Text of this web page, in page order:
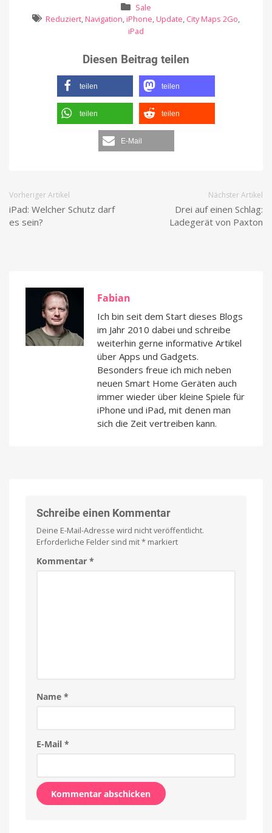
Sale
Reduziert, Navigation, iPhone, Update, City Maps 2Go,
iPad
Diesen Beitrag teilen
teilen teilen
teilen teilen
E-Mail
Vorheriger Artikel
iPad: Welcher Schutz darf
es sein?
Nächster Artikel
Drei auf einen Schlag:
Ladegerät von Paxton
Fabian
Ich bin seit dem Start dieses Blogs
im Jahr 2010 dabei und schreibe
weiterhin gerne informative Artikel
über Apps und Gadgets.
Besonders freue ich mich neben
neuen Smart Home Geräten auch
immer wieder über kleine Spiele für
iPhone und iPad, mit denen man
sich die Zeit vertreiben kann.
Schreibe einen Kommentar
Deine E-Mail-Adresse wird nicht veröffentlicht.
Erforderliche Felder sind mit* markiert
Kommentar *
Name *
E-Mail *